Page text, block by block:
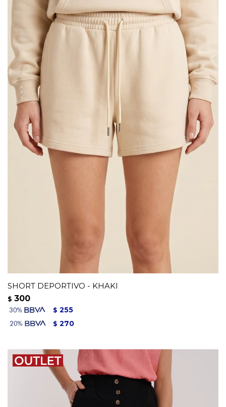
SHORT DEPORTIVO - KHAKI
$ 300
$ 255
$ 270